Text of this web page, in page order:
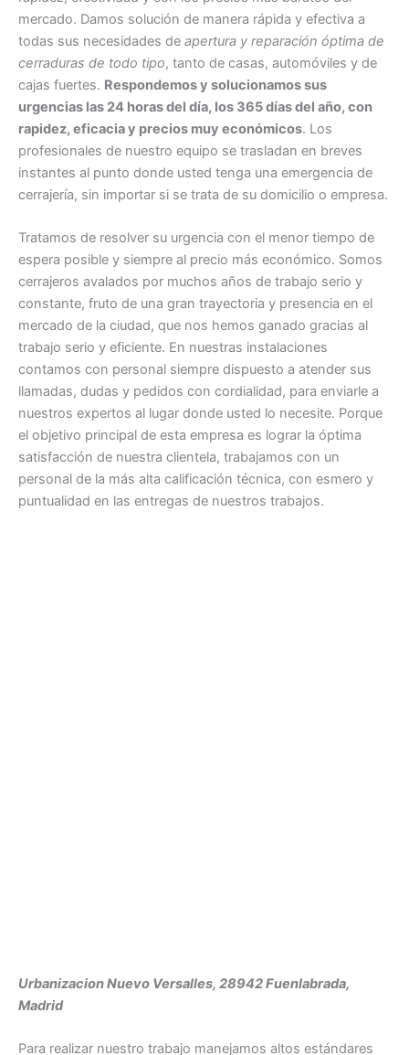
mercado. Damos solución de manera rápida y efectiva a
todas sus necesidades de apertura y reparación óptima de
cerraduras de todo tipo, tanto de casas, automóviles y de
cajas fuertes. Respondemos y solucionamos sus
urgencias las 24 horas del día, los 365 días del año, con
rapidez, eficacia y precios muy económicos. Los
profesionales de nuestro equipo se trasladan en breves
instantes al punto donde usted tenga una emergencia de
cerrajería, sin importar si se trata de su domicilio o empresa.
Tratamos de resolver su urgencia con el menor tiempo de
espera posible y siempre al precio más económico. Somos
cerrajeros avalados por muchos años de trabajo serio y
constante, fruto de una gran trayectoria y presencia en el
mercado de la ciudad, que nos hemos ganado gracias al
trabajo serio y eficiente. En nuestras instalaciones
contamos con personal siempre dispuesto a atender sus
llamadas, dudas y pedidos con cordialidad, para enviarle a
nuestros expertos al lugar donde usted lo necesite. Porque
el objetivo principal de esta empresa es lograr la óptima
satisfacción de nuestra clientela, trabajamos con un
personal de la más alta calificación técnica, con esmero y
puntualidad en las entregas de nuestros trabajos.
Urbanizacion Nuevo Versalles, 28942 Fuenlabrada,
Madrid
Para realizar nuestro trabajo manejamos altos estándares